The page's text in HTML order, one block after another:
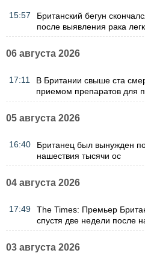
15:57
Британский бегун
после выявления рака
06 августа 2026
17:11
В Британии свыше ста
приемом препаратов для
05 августа 2026
16:40
Британец был вынужден
нашествия тысячи ос
04 августа 2026
17:49
The Times: Премьер
спустя две недели после
03 августа 2026